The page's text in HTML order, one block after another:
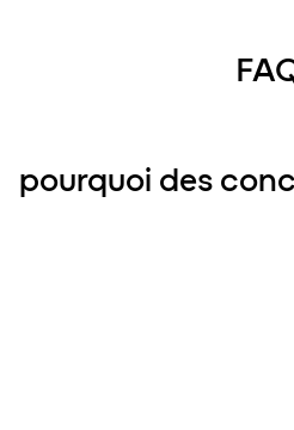
pourquoi des